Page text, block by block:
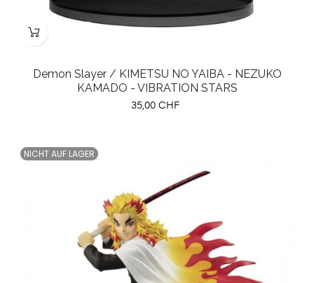
Demon Slayer / KIMETSU NO YAIBA - NEZUKO
KAMADO - VIBRATION STARS
Preis
35,00 CHF
NICHT AUF LAGER